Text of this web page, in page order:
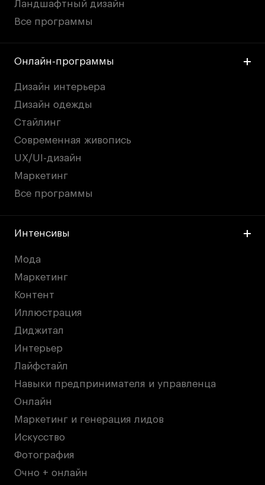
Ландшафтный дизайн
Все программы
Онлайн-программы
Дизайн интерьера
Дизайн одежды
Стайлинг
Современная живопись
UX/UI-дизайн
Маркетинг
Все программы
Интенсивы
Мода
Маркетинг
Контент
Иллюстрация
Диджитал
Интерьер
Лайфстайл
Навыки предпринимателя и управленца
Онлайн
Маркетинг и генерация лидов
Искусство
Фотография
Очно + онлайн